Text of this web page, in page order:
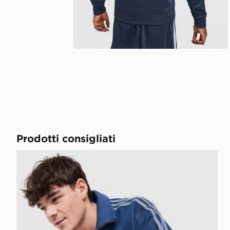
Prodotti consigliati
adidas Originals Giacca della Tuta Firebird Denim